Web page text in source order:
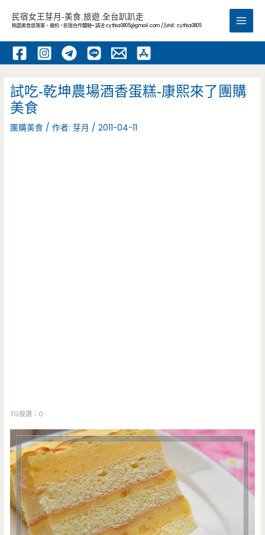
內
民宿女王芽月-美食.旅遊.全台趴趴走
桃園美食部落客，邀約 -民宿合作體驗~ 請洽cythia0805@gmail.com //LINE: cythia0805
Main
試吃-乾坤農場酒香蛋糕-康熙來了團購
美食
團購美食 / 作者:芽月 /2011-04-11
TG按讚：0